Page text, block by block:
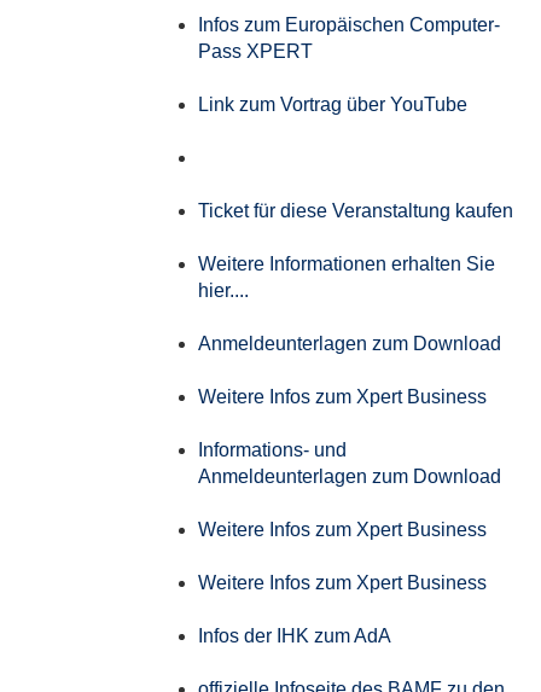
Infos zum Europäischen Computer-
Pass XPERT
Link zum Vortrag über YouTube
Ticket für diese Veranstaltung kaufen
Weitere Informationen erhalten Sie
hier....
Anmeldeunterlagen zum Download
Weitere Infos zum Xpert Business
Informations- und
Anmeldeunterlagen zum Download
Weitere Infos zum Xpert Business
Weitere Infos zum Xpert Business
Infos der IHK zum AdA